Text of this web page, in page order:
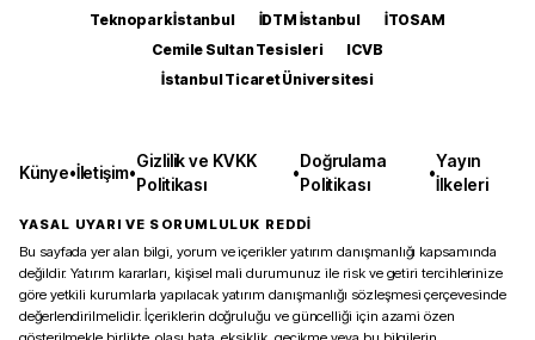
Teknopark İstanbul
İDTM İstanbul
İTOSAM
Cemile Sultan Tesisleri
ICVB
İstanbul Ticaret Üniversitesi
Künye•İletişim•
Gizlilik ve KVKK
Politikası
•
Doğrulama
Politikası
•
Yayın
İlkeleri
YASAL UYARI VE SORUMLULUK REDDİ
Bu sayfada yer alan bilgi, yorum ve içerikler yatırım danışmanlığı kapsamında
değildir. Yatırım kararları, kişisel mali durumunuz ile risk ve getiri tercihlerinize
göre yetkili kurumlarla yapılacak yatırım danışmanlığı sözleşmesi çerçevesinde
değerlendirilmelidir. İçeriklerin doğruluğu ve güncelliği için azami özen